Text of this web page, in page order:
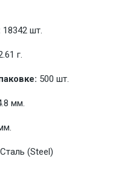
18342 шт.
г.
500 шт.
мм.
Сталь (Steel)